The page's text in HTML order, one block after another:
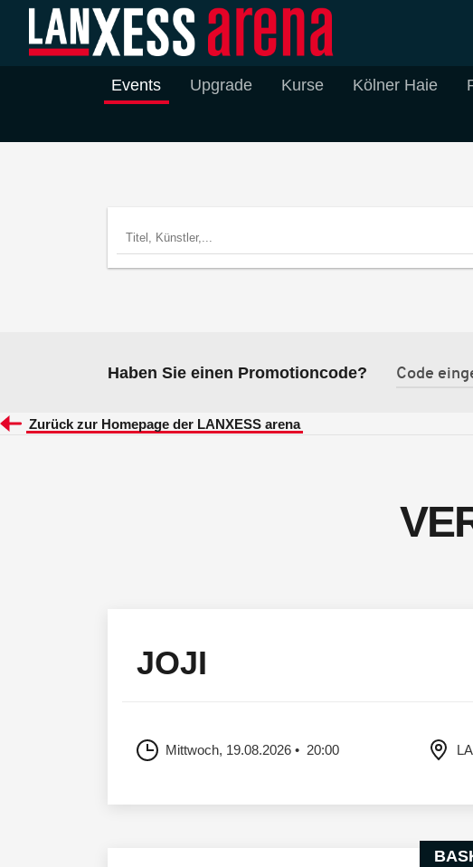
Events Upgrade Kurse Kölner Haie
Haben Sie einen Promotioncode?
Zurück zur Homepage der LANXESS arena
JOJI
Mittwoch, 19.08.2026 20:00